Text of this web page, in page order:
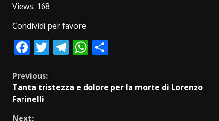
Views: 168
Condividi per favore
Facebook
Twitter
Telegram
WhatsApp
Continue
Reading
Previous:
Tanta tristezza e dolore per la morte di Lorenzo
Farinelli
Next: